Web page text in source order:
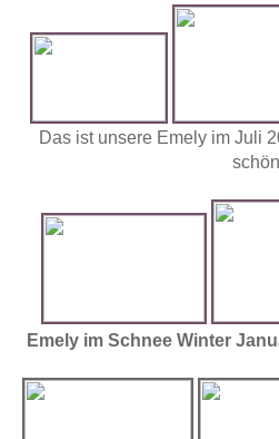
Das ist unsere Emely im Juli
Emely im Schnee Winter